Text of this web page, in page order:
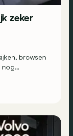
zeker
browsen
nog